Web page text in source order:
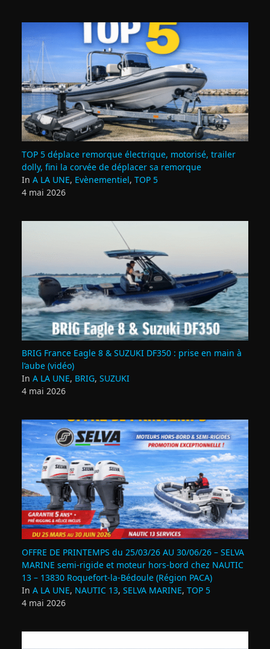
TOP 5 déplace remorque électrique, motorisé, trailer
dolly, fini la corvée de déplacer sa remorque
In A LA UNE, Evènementiel, TOP 5
4 mai 2026
BRIG France Eagle 8 & SUZUKI DF350 : prise en main à
l’aube (vidéo)
In A LA UNE, BRIG, SUZUKI
4 mai 2026
OFFRE DE PRINTEMPS du 25/03/26 AU 30/06/26 – SELVA
MARINE semi-rigide et moteur hors-bord chez NAUTIC
13 – 13830 Roquefort‑la‑Bédoule (Région PACA)
In A LA UNE, NAUTIC 13, SELVA MARINE, TOP 5
4 mai 2026